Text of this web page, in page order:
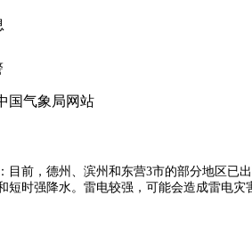
国气象局网站
目前，德州、滨州和东营3市的部分地区已
短时强降水。雷电较强，可能会造成雷电